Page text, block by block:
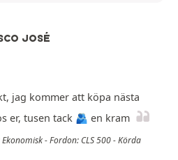
JOSÉ
jag kommer att köpa nästa
er, tusen tack 🫂 en kram
- Fordon: CLS 500 - Körda